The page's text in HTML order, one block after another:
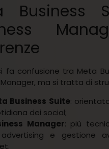
Business
fa confusione tra Meta
Manager, ma si tratta di
Business Suite:
dei social;
Manager: più
e gestione